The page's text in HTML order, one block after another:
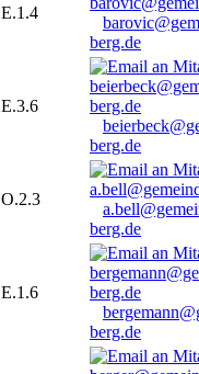
E.1.4
berg.de
E.3.6
berg.de
O.2.3
berg.de
E.1.6
berg.de